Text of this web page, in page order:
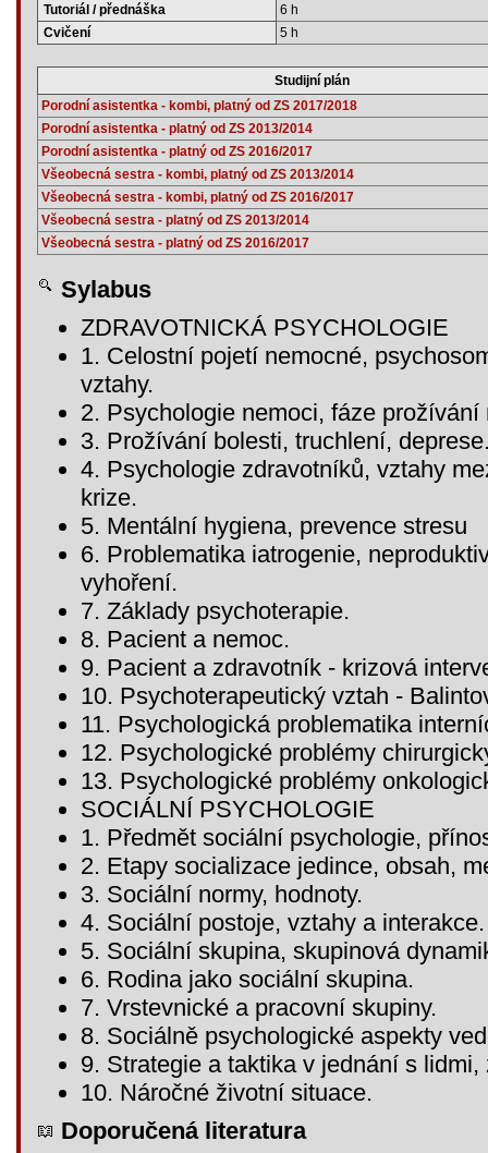
Tutoriál / přednáška
6 h
Cvičení
5 h
Studijní plán
Porodní asistentka - kombi, platný od ZS 2017/2018
Porodní asistentka - platný od ZS 2013/2014
Porodní asistentka - platný od ZS 2016/2017
Všeobecná sestra - kombi, platný od ZS 2013/2014
Všeobecná sestra - kombi, platný od ZS 2016/2017
Všeobecná sestra - platný od ZS 2013/2014
Všeobecná sestra - platný od ZS 2016/2017
Sylabus
ZDRAVOTNICKÁ PSYCHOLOGIE
1. Celostní pojetí nemocné,
vztahy.
2. Psychologie nemoci, fáze
3. Prožívání bolesti, truchlení,
4. Psychologie zdravotníků, vztahy
krize.
5. Mentální hygiena, prevence stresu
6. Problematika iatrogenie,
vyhoření.
7. Základy psychoterapie.
8. Pacient a nemoc.
9. Pacient a zdravotník - krizová
10. Psychoterapeutický vztah -
11. Psychologická problematika
12. Psychologické problémy
13. Psychologické problémy
SOCIÁLNÍ PSYCHOLOGIE
1. Předmět sociální psychologie,
2. Etapy socializace jedince, obsah,
3. Sociální normy, hodnoty.
4. Sociální postoje, vztahy a interakce.
5. Sociální skupina, skupinová
6. Rodina jako sociální skupina.
7. Vrstevnické a pracovní skupiny.
8. Sociálně psychologické aspekty
9. Strategie a taktika v jednání s
10. Náročné životní situace.
Doporučená literatura